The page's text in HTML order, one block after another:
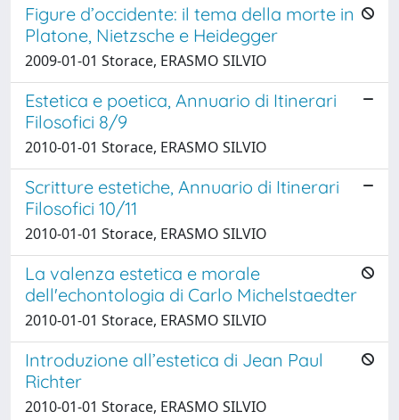
Figure d’occidente: il tema della morte in
Platone, Nietzsche e Heidegger
2009-01-01 Storace, ERASMO SILVIO
Estetica e poetica, Annuario di Itinerari
Filosofici 8/9
2010-01-01 Storace, ERASMO SILVIO
Scritture estetiche, Annuario di Itinerari
Filosofici 10/11
2010-01-01 Storace, ERASMO SILVIO
La valenza estetica e morale
dell'echontologia di Carlo Michelstaedter
2010-01-01 Storace, ERASMO SILVIO
Introduzione all’estetica di Jean Paul
Richter
2010-01-01 Storace, ERASMO SILVIO